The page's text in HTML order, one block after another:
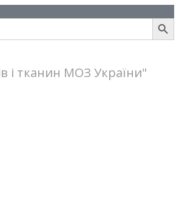
Search Button
і тканин МОЗ України"